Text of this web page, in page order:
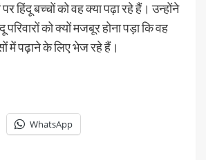
हिंदू बच्चों को वह क्या पढ़ा रहे हैं। उन्होंने
को क्यों मजबूर होना पड़ा कि वह
में पढ़ाने के लिए भेज रहे हैं।
WhatsApp